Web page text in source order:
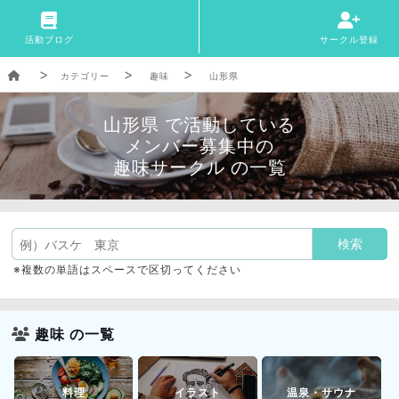
活動ブログ サークル登録
カテゴリー 趣味 山形県
山形県 で活動している
メンバー募集中の
趣味サークル の一覧
※複数の単語はスペースで区切ってください
趣味 の一覧
料理 イラスト 温泉・サウナ